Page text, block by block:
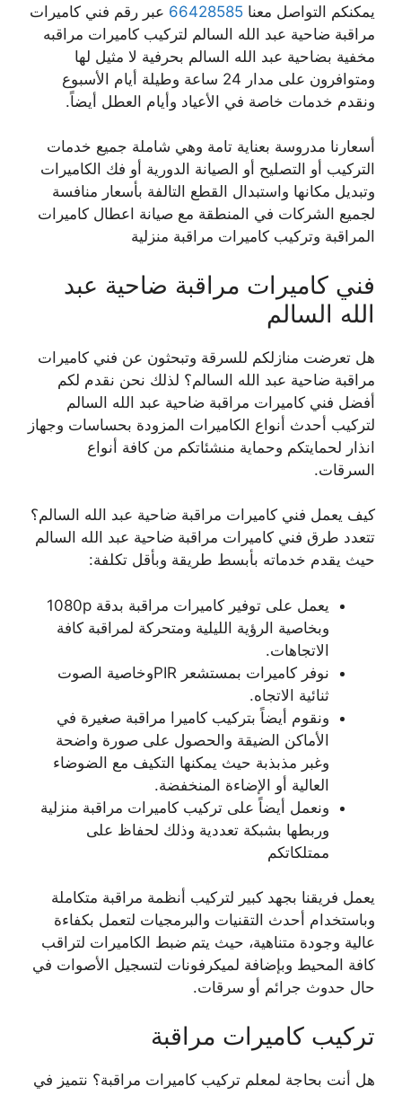
يمكنكم التواصل معنا 66428585 عبر رقم فني كاميرات
مراقبة ضاحية عبد الله السالم لتركيب كاميرات مراقبه
مخفية بضاحية عبد الله السالم بحرفية لا مثيل لها
ومتوافرون على مدار 24 ساعة وطيلة أيام الأسبوع
ونقدم خدمات خاصة في الأعياد وأيام العطل أيضاً.
أسعارنا مدروسة بعناية تامة وهي شاملة جميع خدمات
التركيب أو التصليح أو الصيانة الدورية أو فك الكاميرات
وتبديل مكانها واستبدال القطع التالفة بأسعار منافسة
لجميع الشركات في المنطقة مع صيانة اعطال كاميرات
المراقبة وتركيب كاميرات مراقبة منزلية
فني كاميرات مراقبة ضاحية عبد
الله السالم
هل تعرضت منازلكم للسرقة وتبحثون عن فني كاميرات
مراقبة ضاحية عبد الله السالم؟ لذلك نحن نقدم لكم
أفضل فني كاميرات مراقبة ضاحية عبد الله السالم
لتركيب أحدث أنواع الكاميرات المزودة بحساسات وجهاز
انذار لحمايتكم وحماية منشئاتكم من كافة أنواع
السرقات.
كيف يعمل فني كاميرات مراقبة ضاحية عبد الله السالم؟
تتعدد طرق فني كاميرات مراقبة ضاحية عبد الله السالم
حيث يقدم خدماته بأبسط طريقة وبأقل تكلفة:
يعمل على توفير كاميرات مراقبة بدقة 1080p
وبخاصية الرؤية الليلية ومتحركة لمراقبة كافة
الاتجاهات.
نوفر كاميرات بمستشعر PIRوخاصية الصوت
ثنائية الاتجاه.
ونقوم أيضاً بتركيب كاميرا مراقبة صغيرة في
الأماكن الضيقة والحصول على صورة واضحة
وغبر مذبذبة حيث يمكنها التكيف مع الضوضاء
العالية أو الإضاءة المنخفضة.
ونعمل أيضاً على تركيب كاميرات مراقبة منزلية
وربطها بشبكة تعددية وذلك لحفاظ على
ممتلكاتكم
يعمل فريقنا بجهد كبير لتركيب أنظمة مراقبة متكاملة
وباستخدام أحدث التقنيات والبرمجيات لتعمل بكفاءة
عالية وجودة متناهية، حيث يتم ضبط الكاميرات لتراقب
كافة المحيط وبإضافة لميكرفونات لتسجيل الأصوات في
حال حدوث جرائم أو سرقات.
تركيب كاميرات مراقبة
هل أنت بحاجة لمعلم تركيب كاميرات مراقبة؟ نتميز في